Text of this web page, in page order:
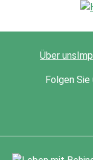
Über uns
Folgen